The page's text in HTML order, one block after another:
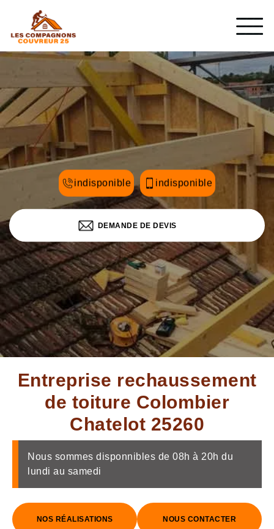
indisponible indisponible
DEMANDE DE DEVIS
Entreprise rechaussement
de toiture Colombier
Chatelot 25260
Nous sommes disponnibles de 08h à 20h du
lundi au samedi
NOS RÉALISATIONS NOUS CONTACTER